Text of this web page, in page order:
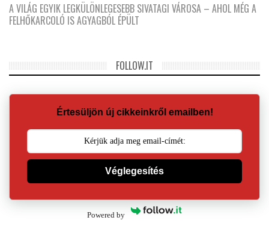
A VILÁG EGYIK LEGKÜLÖNLEGESEBB SIVATAGI VÁROSA – AHOL MÉG A
FELHŐKARCOLÓ IS AGYAGBÓL ÉPÜLT
FOLLOW.IT
Értesüljön új cikkeinkről emailben!
Véglegesítés
Powered by